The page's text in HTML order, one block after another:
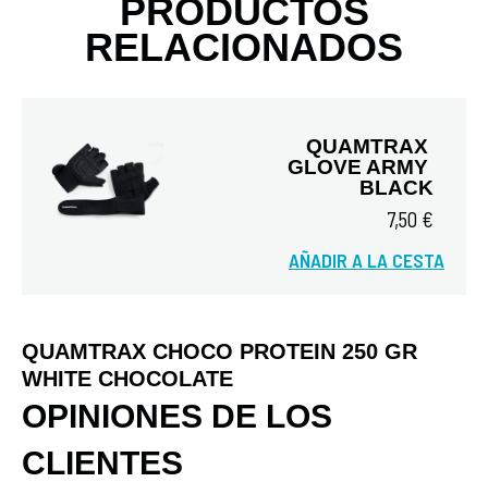
PRODUCTOS
RELACIONADOS
QUAMTRAX
GLOVE ARMY
BLACK
7,50 €
AÑADIR A LA CESTA
QUAMTRAX CHOCO PROTEIN 250 GR
WHITE CHOCOLATE
OPINIONES DE LOS
CLIENTES